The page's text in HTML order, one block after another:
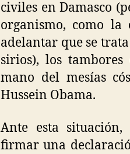
civiles en Damasco
organismo, como la
adelantar que se
sirios), los
mano del mesías
Hussein Obama.
Ante esta
firmar una